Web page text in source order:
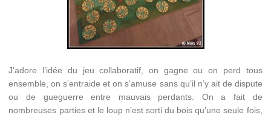
J’adore l’idée du jeu collaboratif, on gagne ou on perd tous
ensemble, on s’entraide et on s’amuse sans qu’il n’y ait de dispute
ou de gueguerre entre mauvais perdants. On a fait de
nombreuses parties et le loup n’est sorti du bois qu’une seule fois,